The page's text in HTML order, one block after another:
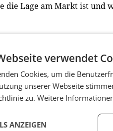
die Lage am Markt ist und
Visibility ist ein Index, der
wird und
Rankings ist. Da
sind auch die
auch zu
einen hohen
SEO-Abteilung mit über
verwendet
Cookies, um die
unserer Webseite
zu. Weitere
ANZEIGEN